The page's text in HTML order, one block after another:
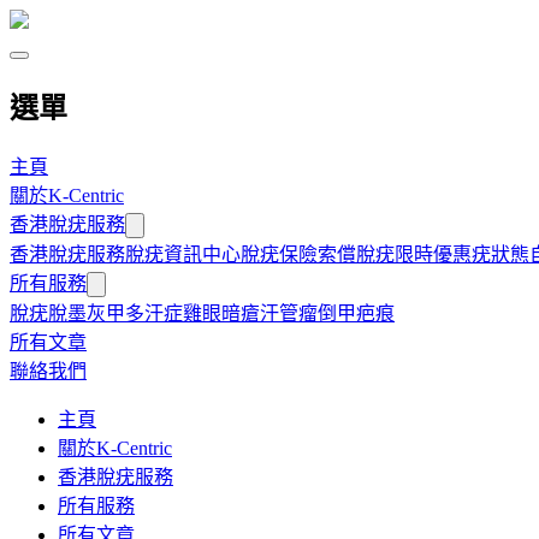
選單
主頁
關於K-Centric
香港脫疣服務
香港脫疣服務脫疣資訊中心脫疣保險索償脫疣限時優惠疣狀態
所有服務
脫疣脫墨灰甲多汗症雞眼暗瘡汗管瘤倒甲疤痕
所有文章
聯絡我們
主頁
關於K-Centric
香港脫疣服務
所有服務
所有文章